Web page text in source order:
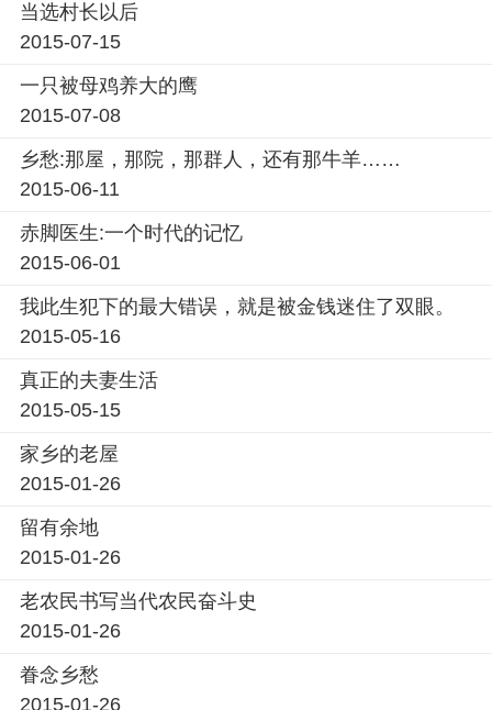
当选村长以后
2015-07-15
一只被母鸡养大的鹰
2015-07-08
乡愁:那屋，那院，那群人，还有那牛羊……
2015-06-11
赤脚医生:一个时代的记忆
2015-06-01
我此生犯下的最大错误，就是被金钱迷住了双眼。
2015-05-16
真正的夫妻生活
2015-05-15
家乡的老屋
2015-01-26
留有余地
2015-01-26
老农民书写当代农民奋斗史
2015-01-26
眷念乡愁
2015-01-26